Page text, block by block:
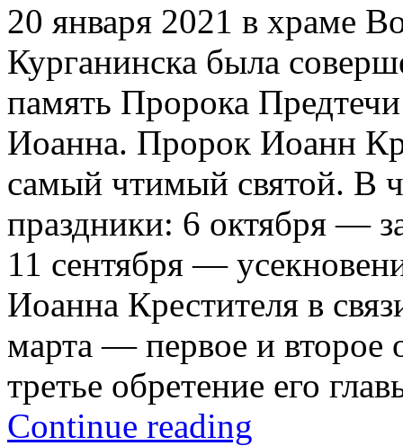
20 января 2021 в храме
Курганинска была
память Пророка
Иоанна. Пророк Иоанн
самый чтимый святой. В
праздники: 6 октября —
11 сентября —
Иоанна Крестителя в
марта — первое и второе
третье обретение его
Continue reading